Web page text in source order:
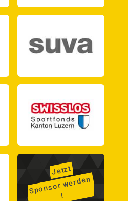
Jetzt
Sponsor
werden
!